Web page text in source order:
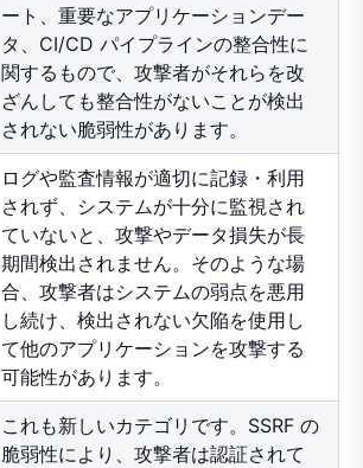
ート、重要なアプリケーションデー
タ、CI/CD パイプラインの整合性に
関するもので、攻撃者がそれらを改
ざんしても整合性がないことが検出
されない脆弱性があります。
ログや監査情報が適切に記録・利用
されず、システムが十分に監視され
ていないと、攻撃やデータ損失が長
期間検出されません。そのような場
合、攻撃者はシステムの弱点を悪用
し続け、検出されない欠陥を使用し
て他のアプリケーションを攻撃する
可能性があります。
これも新しいカテゴリです。SSRF の
脆弱性により、攻撃者は認証されて